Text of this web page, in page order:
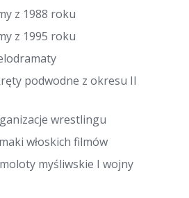
z 1988 roku
z 1995 roku
podwodne z okresu II
wrestlingu
włoskich filmów
myśliwskie I wojny